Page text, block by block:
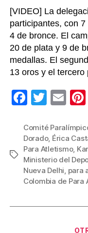
[VIDEO] La
participantes, con
4 de bronce. El
20 de plata y 9 de
medallas. El
13 oros y el tercero
F
c
e
b
o
k
T
tt
er
E
ail
Etiquetas
Comité
Dorado, Érica
Para Atletismo,
Ministerio del
Nueva Delhi, para
Colombia de Para